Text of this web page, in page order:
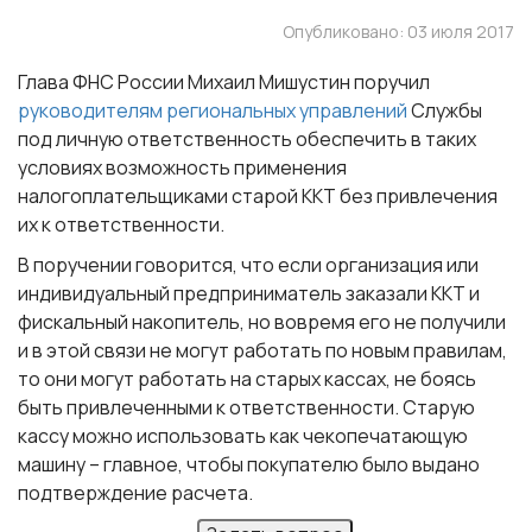
Опубликовано: 03 июля 2017
Глава ФНС России Михаил Мишустин поручил
руководителям региональных управленийСлужбы
под личную ответственность обеспечить в таких
условиях возможность применения
налогоплательщиками старой ККТ без привлечения
их к ответственности.
В поручении говорится, что если организация или
индивидуальный предприниматель заказали ККТ и
фискальный накопитель, но вовремя его не получили
и в этой связи не могут работать по новым правилам,
то они могут работать на старых кассах, не боясь
быть привлеченными к ответственности. Старую
кассу можно использовать как чекопечатающую
машину – главное, чтобы покупателю было выдано
подтверждение расчета.